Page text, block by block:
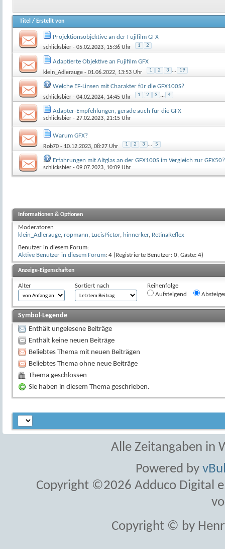
Titel / Erstellt von
Projektionsobjektive an der Fujifilm GFX
schlicksbier - 05.02.2023, 15:36 Uhr 1 2
Adaptierte Objektive an Fujifilm GFX
klein_Adlerauge - 01.06.2022, 13:53 Uhr 1 2 3 ... 19
Welche EF-Linsen mit Charakter für die GFX100S?
schlicksbier - 04.02.2024, 14:45 Uhr 1 2 3 ... 4
Adapter-Empfehlungen, gerade auch für die GFX
schlicksbier - 27.02.2023, 21:15 Uhr
Warum GFX?
Rob70 - 10.12.2023, 08:27 Uhr 1 2 3 ... 5
Erfahrungen mit Altglas an der GFX100S im Vergleich zur GFX50?
schlicksbier - 09.07.2023, 10:09 Uhr
Informationen & Optionen
Moderatoren
klein_Adlerauge, ropmann, LucisPictor, hinnerker, RetinaReflex
Benutzer in diesem Forum:
Aktive Benutzer in diesem Forum: 4 (Registrierte Benutzer: 0, Gäste: 4)
Anzeige-Eigenschaften
Alter Sortiert nach
Reihenfolge
Aufsteigend
Symbol-Legende
Enthält ungelesene Beiträge
Enthält keine neuen Beiträge
Beliebtes Thema mit neuen Beiträgen
Beliebtes Thema ohne neue Beiträge
Thema geschlossen
Sie haben in diesem Thema geschrieben.
Alle Zeitangaben in
Powered by
Copyright ©2026 Adduco Digital
Copyright © by